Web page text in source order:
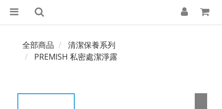
全部商品
清潔保養系列
PREMISH 私密處潔淨露